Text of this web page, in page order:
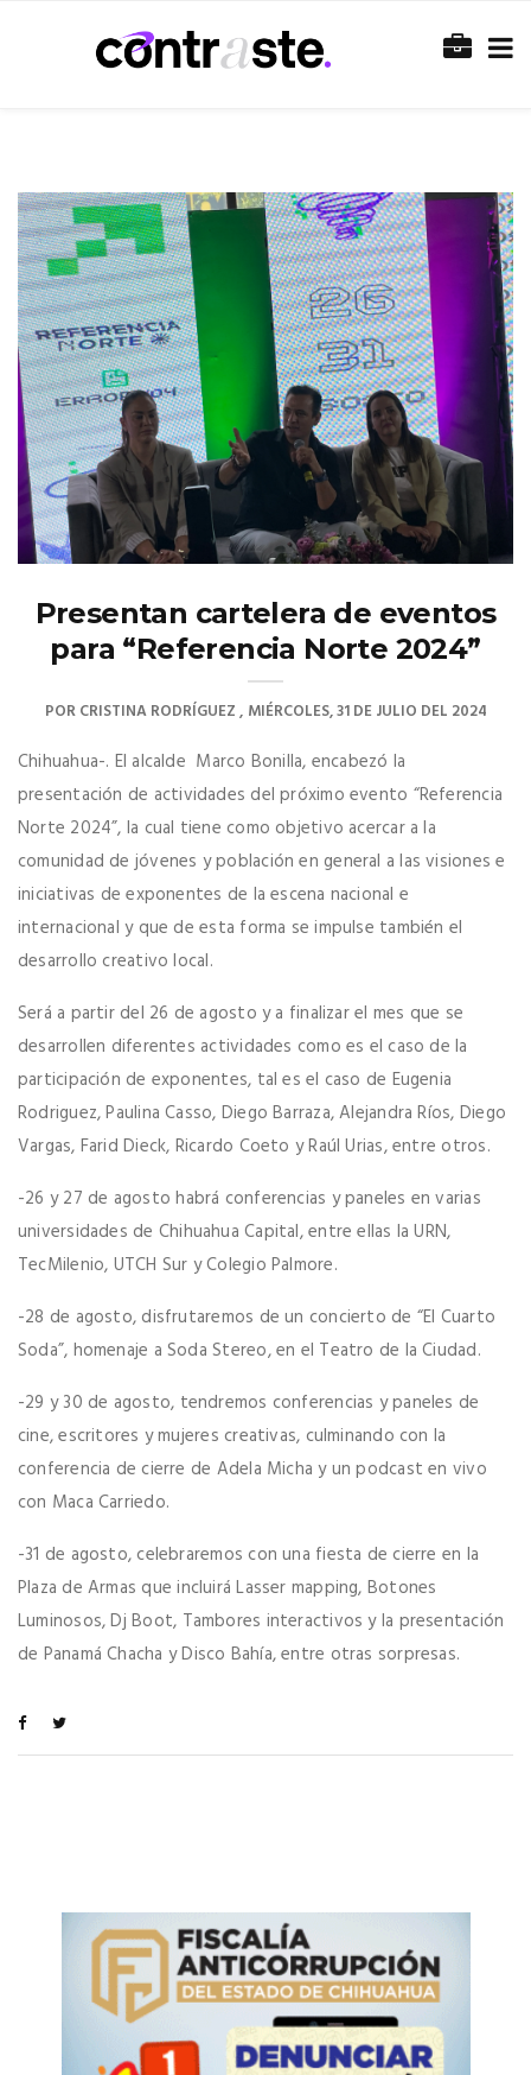
Presentan cartelera de eventos
para “Referencia Norte 2024”
PORCRISTINA RODRÍGUEZ MIÉRCOLES, 31 DE JULIO DEL 2024
Chihuahua-. El alcalde Marco Bonilla, encabezó la
presentación de actividades del próximo evento “Referencia
Norte 2024”, la cual tiene como objetivo acercar a la
comunidad de jóvenes y población en general a las visiones e
iniciativas de exponentes de la escena nacional e
internacional y que de esta forma se impulse también el
desarrollo creativo local.
Será a partir del 26 de agosto y a finalizar el mes que se
desarrollen diferentes actividades como es el caso de la
participación de exponentes, tal es el caso de Eugenia
Rodriguez, Paulina Casso, Diego Barraza, Alejandra Ríos, Diego
Vargas, Farid Dieck, Ricardo Coeto y Raúl Urias, entre otros.
-26 y 27 de agosto habrá conferencias y paneles en varias
universidades de Chihuahua Capital, entre ellas la URN,
TecMilenio, UTCH Sur y Colegio Palmore.
-28 de agosto, disfrutaremos de un concierto de “El Cuarto
Soda”, homenaje a Soda Stereo, en el Teatro de la Ciudad.
-29 y 30 de agosto, tendremos conferencias y paneles de
cine, escritores y mujeres creativas, culminando con la
conferencia de cierre de Adela Micha y un podcast en vivo
con Maca Carriedo.
-31 de agosto, celebraremos con una fiesta de cierre en la
Plaza de Armas que incluirá Lasser mapping, Botones
Luminosos, Dj Boot, Tambores interactivos y la presentación
de Panamá Chacha y Disco Bahía, entre otras sorpresas.